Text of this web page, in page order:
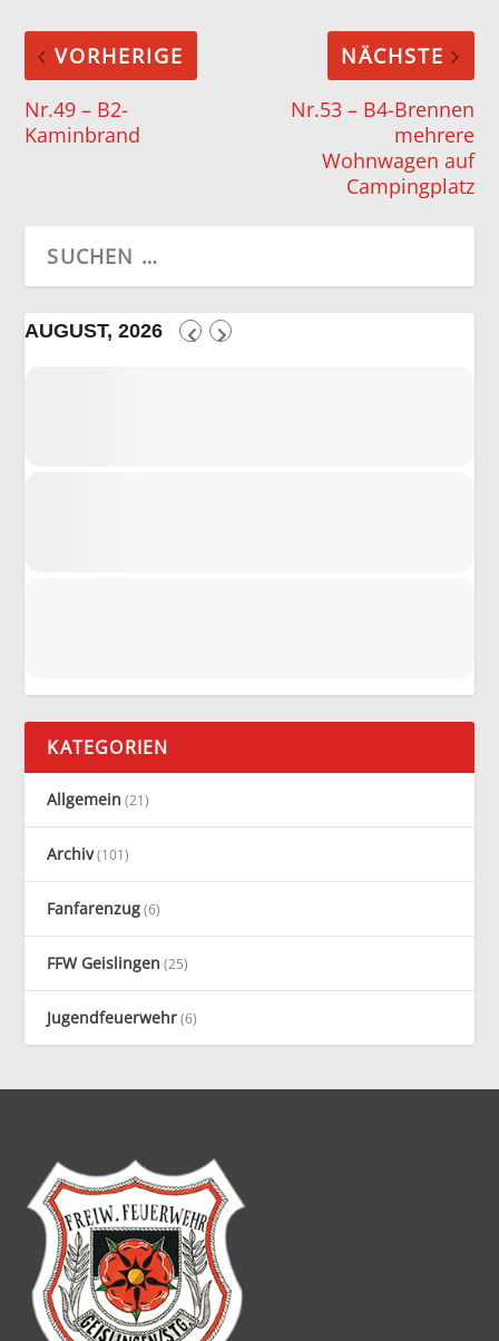
VORHERIGE
Nr.49 – B2-
Kaminbrand
NÄCHSTE
Nr.53 – B4-Brennen
mehrere
Wohnwagen auf
Campingplatz
AUGUST, 2026
KATEGORIEN
Allgemein (21)
Archiv(101)
Fanfarenzug(6)
FFW Geislingen (25)
Jugendfeuerwehr(6)